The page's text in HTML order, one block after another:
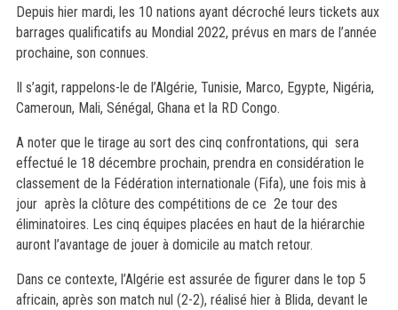
Depuis hier mardi, les 10 nations ayant décroché leurs tickets aux
barrages qualificatifs au Mondial 2022, prévus en mars de l’année
prochaine, son connues.
Il s’agit, rappelons-le de l’Algérie, Tunisie, Marco, Egypte, Nigéria,
Cameroun, Mali, Sénégal, Ghana et la RD Congo.
A noter que le tirage au sort des cinq confrontations, qui sera
effectué le 18 décembre prochain, prendra en considération le
classement de la Fédération internationale (Fifa), une fois mis à
jour après la clôture des compétitions de ce 2e tour des
éliminatoires. Les cinq équipes placées en haut de la hiérarchie
auront l’avantage de jouer à domicile au match retour.
Dans ce contexte, l’Algérie est assurée de figurer dans le top 5
africain, après son match nul (2-2), réalisé hier à Blida, devant le